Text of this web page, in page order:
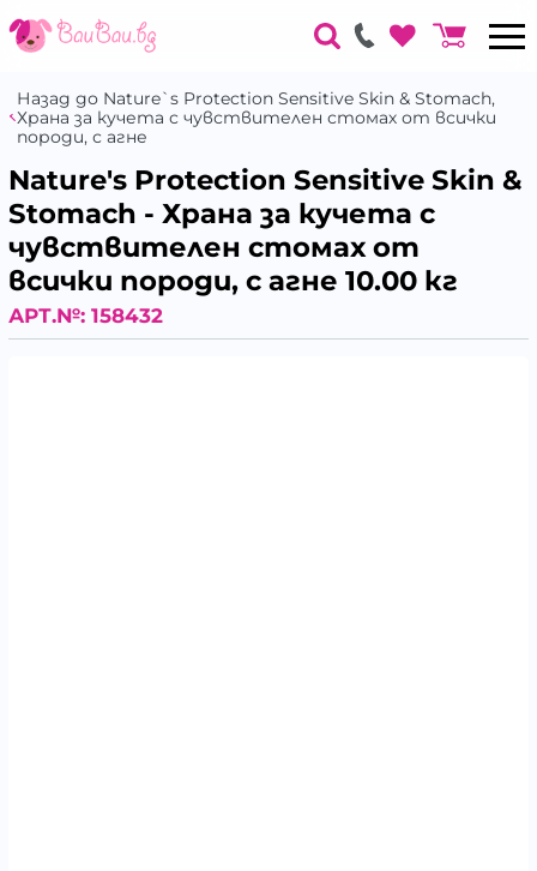
Назад до Nature`s Protection Sensitive Skin & Stomach,
Храна за кучета с чувствителен стомах от всички
породи, с агне
Nature's Protection Sensitive Skin &
Stomach - Храна за кучета с
чувствителен стомах от
всички породи, с агне 10.00 кг
АРТ.№: 158432